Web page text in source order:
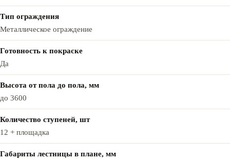
Тип ограждения
Металлическое ограждение
Готовность к покраске
Да
Высота от пола до пола, мм
до 3600
Количество ступеней, шт
12 + площадка
Габариты лестницы в плане, мм